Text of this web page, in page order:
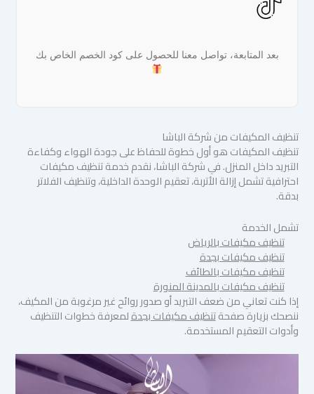
بعد المتابعة، تواصل معنا للحصول على كود الخصم الخاص بك
تنظيف المكيفات من شركة الباشا
تنظيف المكيفات هو أول خطوة للحفاظ على جودة الهواء وكفاءة
التبريد داخل المنزل. في شركة الباشا، نقدم خدمة تنظيف مكيفات
احترافية تشمل إزالة الأتربة، تعقيم الوحدة الداخلية، وتنظيف الفلاتر
بدقة.
تشمل الخدمة
تنظيف مكيفات بالرياض
تنظيف مكيفات بجدة
تنظيف مكيفات بالطائف
تنظيف مكيفات بالمدينة المنورة
إذا كنت تعاني من ضعف التبريد أو صدور روائح غير مرغوبة من المكيف،
ننصحك بزيارة صفحةتنظيف مكيفات بجدةلمعرفة خطوات التنظيف
وأدوات التعقيم المستخدمة.